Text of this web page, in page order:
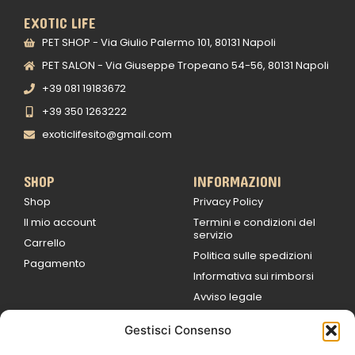
Gestisci Consenso
EXOTIC LIFE
PET SHOP - Via Giulio Palermo 101, 80131 Napoli
PET SALON - Via Giuseppe Tropeano 54-56, 80131 Napoli
+39 081 19183672
+39 350 1263222
exoticlifesito@gmail.com
SHOP
Shop
Il mio account
Carrello
Pagamento
INFORMAZIONI
Privacy Policy
Termini e condizioni del
servizio
Politica sulle spedizioni
Informativa sui rimborsi
Avviso legale
9:00